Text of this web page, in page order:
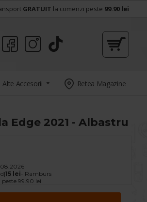
GRATUIT la comenzi peste 99.90 lei
Alte Accesorii Retea Magazine
Edge 2021 - Albastru
15 lei- Ramburs
peste 99.90 lei